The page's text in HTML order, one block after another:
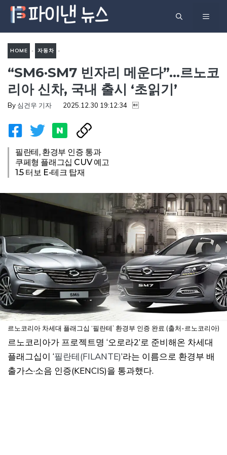
츠
기
메
HOME - 자동차 -
“SM6·SM7 빈자리 메운다”…
르노코리아 신차, 국내 출시
“SM6·SM7 빈자리 메운다”…르노코
리아 신차, 국내 출시 ‘초읽기’
By 심건우 기자 2025.12.30 19:12:34 
필란테, 환경부 인증 통과
쿠페형 플래그십 CUV 예고
1.5 터보 E-테크 탑재
르노코리아 차세대 플래그십 ‘필란테’ 환경부 인증 완료 (출처-르노코리아)
르노코리아가 프로젝트명 ‘오로라2’로 준비해온 차세대
플래그십이 ‘필란테(FILANTE)’라는 이름으로 환경부 배
출가스·소음 인증(KENCIS)을 통과했다.